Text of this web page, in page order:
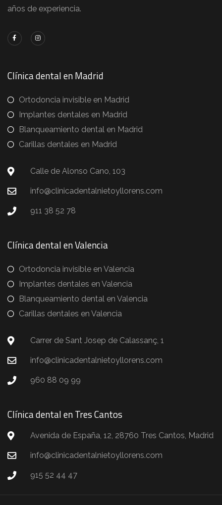
años de experiencia.
Clínica dental en Madrid
Ortodoncia invisible en Madrid
Implantes dentales en Madrid
Blanqueamiento dental en Madrid
Carillas dentales en Madrid
Calle de Alonso Cano, 103
info@clinicadentalnietoyllorens.com
911 38 52 78
Clínica dental en Valencia
Ortodoncia invisible en Valencia
Implantes dentales en Valencia
Blanqueamiento dental en Valencia
Carillas dentales en Valencia
Carrer de Sant Josep de Calassanç, 1
info@clinicadentalnietoyllorens.com
960 88 09 99
Clínica dental en Tres Cantos
Avenida de España, 12, 28760 Tres Cantos, Madrid
info@clinicadentalnietoyllorens.com
915 52 44 47